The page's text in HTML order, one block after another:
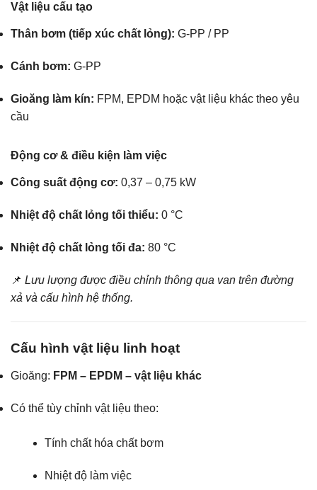
Vật liệu cấu tạo
Thân bơm (tiếp xúc chất lỏng): G-PP / PP
Cánh bơm: G-PP
Gioăng làm kín: FPM, EPDM hoặc vật liệu khác theo yêu
cầu
Động cơ & điều kiện làm việc
Công suất động cơ: 0,37 – 0,75 kW
Nhiệt độ chất lỏng tối thiểu: 0 °C
Nhiệt độ chất lỏng tối đa: 80 °C
📌 Lưu lượng được điều chỉnh thông qua van trên đường
xả và cấu hình hệ thống.
Cấu hình vật liệu linh hoạt
Gioăng: FPM – EPDM – vật liệu khác
Có thể tùy chỉnh vật liệu theo:
Tính chất hóa chất bơm
Nhiệt độ làm việc